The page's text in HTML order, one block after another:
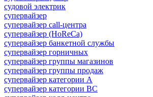
судовой электрик
супервайзер
супервайзер call-центра
супервайзер (HoReCa)
супервайзер банкетной службы
супервайзер горничных
супервайзер группы магазинов
супервайзер группы продаж
супервайзер категории A
супервайзер категории BC